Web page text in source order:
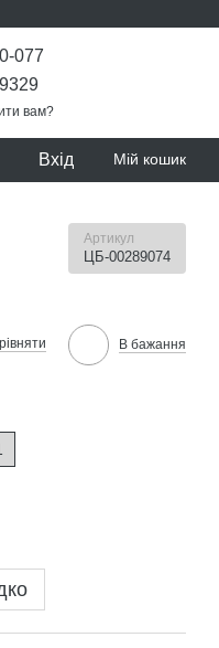
077
вам?
Вхід Мій кошик
Артикул
ЦБ-00289074
В бажання